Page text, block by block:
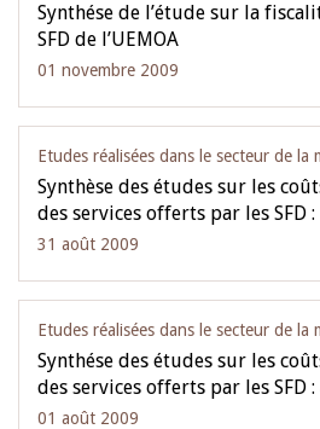
Synthése de l’étude sur la
SFD de l’UEMOA
01 novembre 2009
Etudes réalisées dans le secteur de la
Synthèse des études sur les
des services offerts par les SFD
31 août 2009
Etudes réalisées dans le secteur de la
Synthése des études sur les
des services offerts par les SFD
01 août 2009